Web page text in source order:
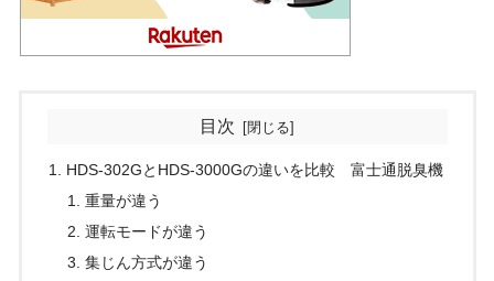
目次
HDS-302GとHDS-3000Gの違いを比較 富士通脱臭機
重量が違う
運転モードが違う
集じん方式が違う